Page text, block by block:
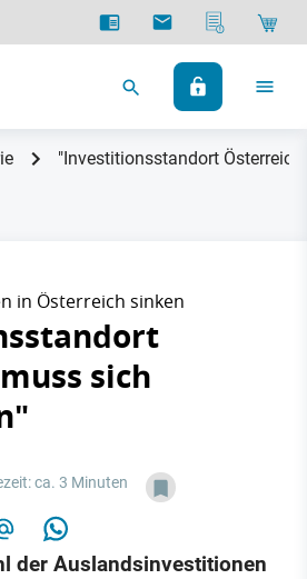
"Investitionsstandort
in Österreich sinken
sich
ca. 3 Minuten
der Auslandsinvestitionen